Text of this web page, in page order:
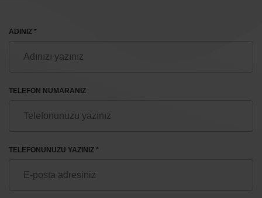
ADINIZ *
TELEFON NUMARANIZ
TELEFONUNUZU YAZINIZ *